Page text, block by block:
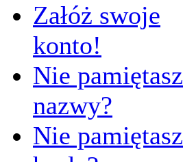
Załóż swoje
konto!
Nie pamiętasz
nazwy?
Nie pamiętasz